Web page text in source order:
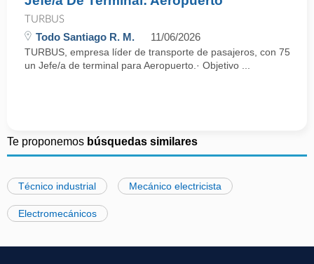
TURBUS
Todo Santiago R. M. 11/06/2026
TURBUS, empresa líder de transporte de pasajeros, con 75
un Jefe/a de terminal para Aeropuerto.· Objetivo ...
Te proponemos búsquedas similares
Técnico industrial Mecánico electricista
Electromecánicos